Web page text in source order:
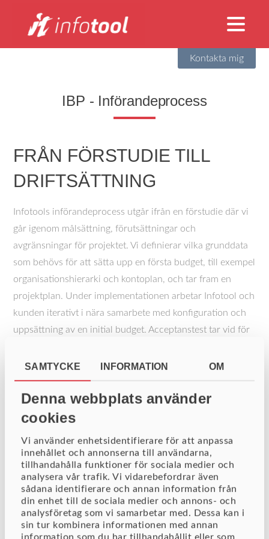
SAMTYCKE INFORMATION OM
Denna webbplats använder
cookies
Vi använder enhetsidentifierare för att anpassa
innehållet och annonserna till användarna,
tillhandahålla funktioner för sociala medier och
analysera vår trafik. Vi vidarebefordrar även
sådana identifierare och annan information från
din enhet till de sociala medier och annons- och
analysföretag som vi samarbetar med. Dessa kan i
sin tur kombinera informationen med annan
Kontakta mig
IBP - Införandeprocess
FRÅN FÖRSTUDIE TILL
DRIFTSÄTTNING
Infotools införandeprocess utgår ifrån en förstudie där vi
går igenom målsättning, förutsättningar och
avgränsningar för projektet. Vi definierar vilka grunddata
som behövs för att sätta upp en första budget, till exempel
organisationshierarki och kontoplan, och tar fram en
projektplan. Under implementationen arbetar Infotool och
kunden iterativt i nära samarbete med konfiguration och
uppsättning av en initial budget. Acceptanstest tar vid för
utbildning av administratörer och användare kan
lösningen slutligen driftsättas.
IBP sätts upp i Infotools molnmiljö och kan omedelbart
driftsättas. Verktyget kan även införas i kundens egen
miljö, om så önskas.